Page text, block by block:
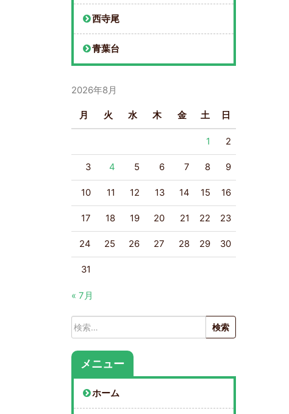
西寺尾
青葉台
2026年8月
月 火 水 木 金 土 日
1 2
3 4 5 6 7 8 9
10 11 12 13 14 15 16
17 18 19 20 21 22 23
24 25 26 27 28 29 30
31
« 7月
検
索:
メニュー
ホーム